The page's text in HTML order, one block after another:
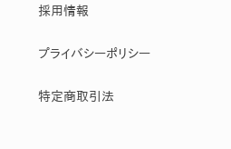
採用情報
プライバシーポリシー
特定商取引法